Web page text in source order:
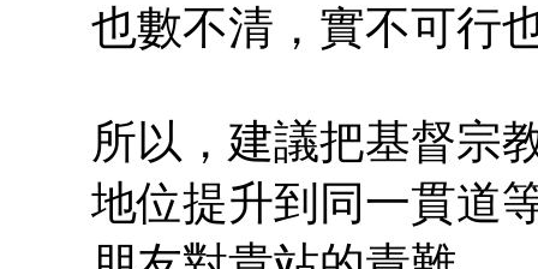
也數不清，實不可行
所以，建議把基督宗
地位提升到同一貫道